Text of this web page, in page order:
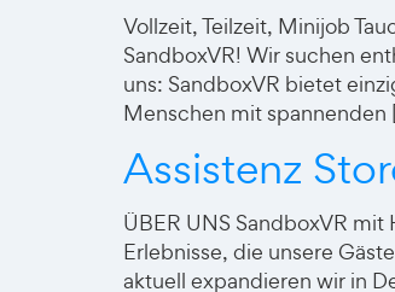
Vollzeit, Teilzeit, Minijob
SandboxVR! Wir suchen
uns: SandboxVR bietet
Menschen mit
Assistenz
ÜBER UNS SandboxVR
Erlebnisse, die unsere
aktuell expandieren wir in